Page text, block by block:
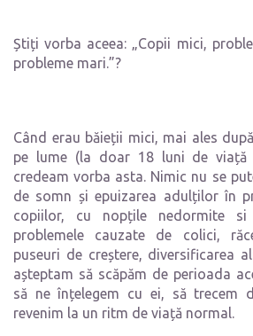
Știți vorba aceea: „Copii mici,
probleme mari.”?
Când erau băieții mici, mai ales
pe lume (la doar 18 luni de viață
credeam vorba asta. Nimic nu se
de somn și epuizarea adulților în
copiilor, cu nopțile nedormite si
problemele cauzate de colici,
puseuri de creștere, diversificarea
așteptam să scăpăm de perioada
să ne înțelegem cu ei, să trecem
revenim la un ritm de viață normal.